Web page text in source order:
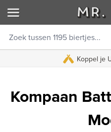
Koppel je
Kompaan